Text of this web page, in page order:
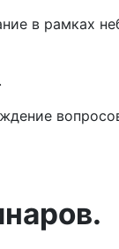
в рамках